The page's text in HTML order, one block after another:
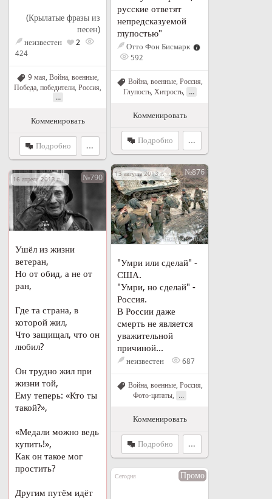
(Крылатые фразы из
песен)
неизвестен 2
424
9 мая, Война, военные,
Победа, победители Россия
...
Комменировать
Подробно ...
русские ответят
непредсказуемой
глупостью"
Отто Фон Бисмарк
592
Война, военные, Россия,
Глупость, Хитрость, ...
Комменировать
Подробно ...
13 августа 2013 г. в 20:55№876
"Умри или сделай" -
США.
"Умри, но сделай" -
Россия.
В России даже
смерть не является
уважительной
причиной...
неизвестен 687
Война, военные, Россия,
Фото-цитаты
...
Комменировать
Подробно ...
16 апреля 2013 г. в 11:16№790
Ушёл из жизни
ветеран,
Но от обид, а не от
ран,
Где та страна, в
которой жил,
Что защищал, что он
любил?
Он трудно жил при
жизни той,
Ему теперь: «Кто ты
такой?»,
«Медали можно ведь
купить!»,
Как он такое мог
простить?
Другим путём идёт
Сегодня Промо